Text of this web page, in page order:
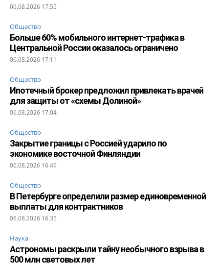
06.08.2026 17:55
Общество
Больше 60% мобильного интернет-трафика в
Центральной России оказалось ограничено
06.08.2026 17:11
Общество
Ипотечный брокер предложил привлекать врачей
для защиты от «схемы Долиной»
06.08.2026 17:04
Общество
Закрытие границы с Россией ударило по
экономике восточной Финляндии
06.08.2026 16:49
Общество
В Петербурге определили размер единовременной
выплаты для контрактников
06.08.2026 16:35
Наука
Астрономы раскрыли тайну необычного взрыва в
500 млн световых лет